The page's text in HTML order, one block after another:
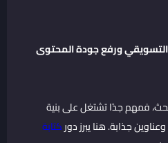
فمهم جدًا تشتغل على بنية
جذابة. هنا يبرز دوركتابة